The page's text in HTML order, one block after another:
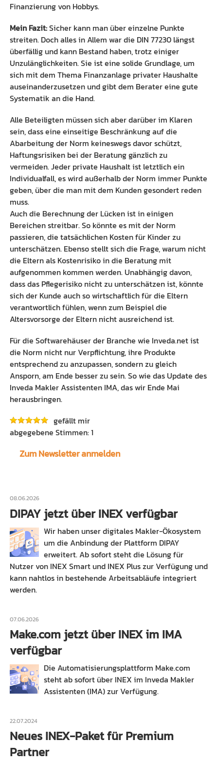
Finanzierung von Hobbys.
Mein Fazit:Sicher kann man über einzelne Punkte
streiten. Doch alles in Allem war die DIN 77230 längst
überfällig und kann Bestand haben, trotz einiger
Unzulänglichkeiten. Sie ist eine solide Grundlage, um
sich mit dem Thema Finanzanlage privater Haushalte
auseinanderzusetzen und gibt dem Berater eine gute
Systematik an die Hand.
Alle Beteiligten müssen sich aber darüber im Klaren
sein, dass eine einseitige Beschränkung auf die
Abarbeitung der Norm keineswegs davor schützt,
Haftungsrisiken bei der Beratung gänzlich zu
vermeiden. Jeder private Haushalt ist letztlich ein
Individualfall, es wird außerhalb der Norm immer Punkte
geben, über die man mit dem Kunden gesondert reden
muss.
Auch die Berechnung der Lücken ist in einigen
Bereichen streitbar. So könnte es mit der Norm
passieren, die tatsächlichen Kosten für Kinder zu
unterschätzen. Ebenso stellt sich die Frage, warum nicht
die Eltern als Kostenrisiko in die Beratung mit
aufgenommen kommen werden. Unabhängig davon,
dass das Pflegerisiko nicht zu unterschätzen ist, könnte
sich der Kunde auch so wirtschaftlich für die Eltern
verantwortlich fühlen, wenn zum Beispiel die
Altersvorsorge der Eltern nicht ausreichend ist.
Für die Softwarehäuser der Branche wie Inveda.net ist
die Norm nicht nur Verpflichtung, ihre Produkte
entsprechend zu anzupassen, sondern zu gleich
Ansporn, am Ende besser zu sein. So wie das Update des
Inveda Makler Assistenten IMA, das wir Ende Mai
herausbringen.
gefällt mir
1
Zum Newsletter anmelden
08.06.2026
DIPAY jetzt über INEX verfügbar
Wir haben unser digitales Makler-Ökosystem
um die Anbindung der Plattform DIPAY
erweitert. Ab sofort steht die Lösung für
Nutzer von INEX Smart und INEX Plus zur Verfügung und
kann nahtlos in bestehende Arbeitsabläufe integriert
werden.
07.06.2026
Make.com jetzt über INEX im IMA
verfügbar
Die Automatisierungsplattform Make.com
steht ab sofort über INEX im Inveda Makler
Assistenten (IMA) zur Verfügung.
22.07.2024
Neues INEX-Paket für Premium
Partner